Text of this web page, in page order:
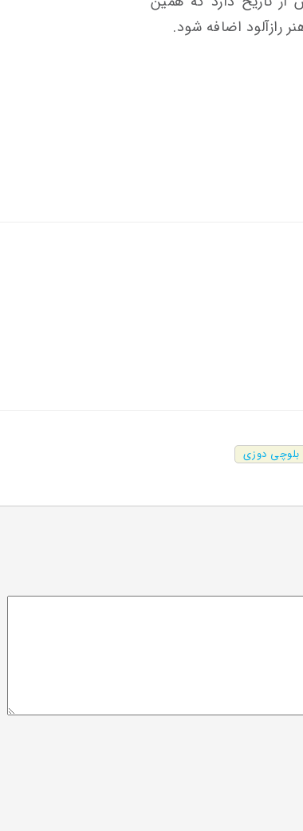
رازآلود اضافه شود.
بلوچی دوزی